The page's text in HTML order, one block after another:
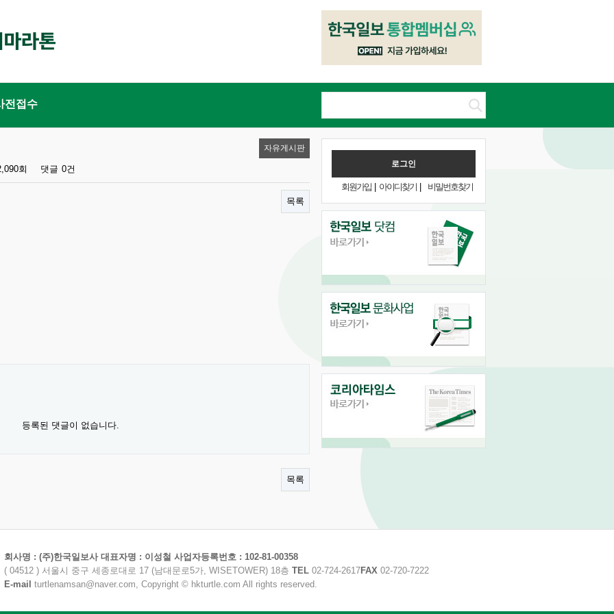
전접수
회원가입| 아이디찾기 비밀번호찾기
자유게시판
회 댓글 0건
목록
등록된 댓글이 없습니다.
목록
회사명 : (주)한국일보사 대표자명 : 이성철 사업자등록번호 : 102-81-00358
( 04512 ) 서울시 중구 세종로대로 17 (남대문로5가, WISETOWER) 18층 TEL 02-724-2617FAX 02-720-7222
E-mail turtlenamsan@naver.com, Copyright © hkturtle.com All rights reserved.